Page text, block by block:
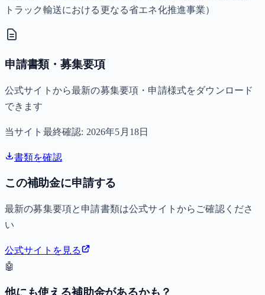
トラック輸送における更なる省エネ化推進事業）
申請書類・募集要項
公式サイトから最新の募集要項・申請様式をダウンロード
できます
当サイト最終確認: 2026年5月18日
書類を確認
この補助金に申請する
最新の募集要項と申請書類は公式サイトからご確認くださ
い
公式サイトを見る
🤖
他にも使える補助金があるかも？